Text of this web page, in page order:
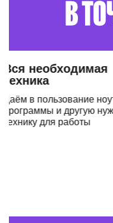
необходимая
в пользование ноутбук,
и другую нужную
для работы